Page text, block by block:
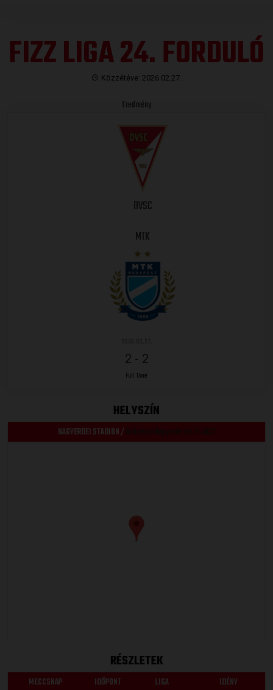
FIZZ LIGA 24. FORDULÓ
Közzétéve: 2026.02.27.
Eredmény
DVSC
MTK
2 - 2
Full Time
HELYSZÍN
NAGYERDEI STADION /Debrecen Nagyerdei krt. 12 4032
RÉSZLETEK
MECCSNAP IDŐPONT LIGA IDÉNY